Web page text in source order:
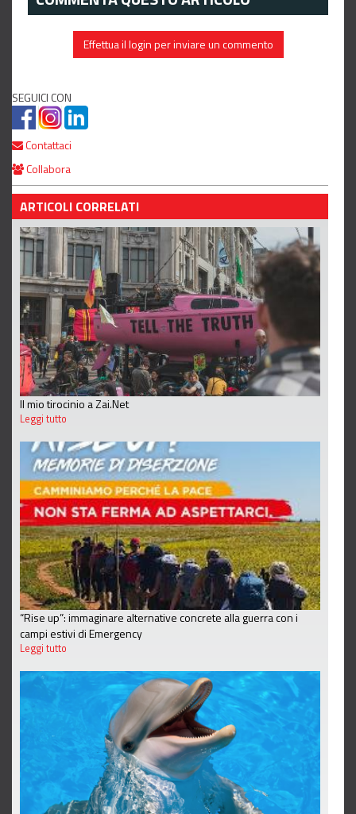
Effettua il login per inviare un commento
SEGUICI CON
Contattaci
Collabora
ARTICOLI CORRELATI
Il mio tirocinio a Zai.Net
Leggi tutto
“Rise up”: immaginare alternative concrete alla guerra con i
campi estivi di Emergency
Leggi tutto